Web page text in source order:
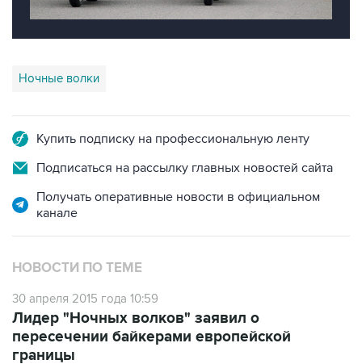
Ночные волки
Купить подписку на профессиональную ленту
Подписаться на рассылку главных новостей сайта
Получать оперативные новости в официальном
канале
НОВОСТИ ПО ТЕМЕ
30 апреля 2015 года 10:59
Лидер "Ночных волков" заявил о
пересечении байкерами европейской
границы